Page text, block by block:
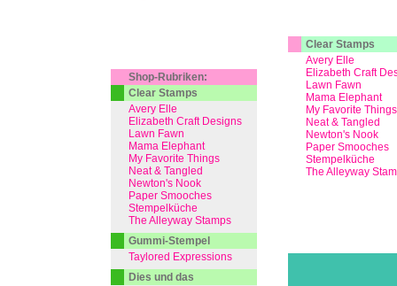
Clear Stamps
Avery Elle
Elizabeth Craft
Lawn Fawn
Mama Elephant
My Favorite Things
Neat & Tangled
Newton's Nook
Paper Smooches
Stempelküche
The Alleyway
Shop-Rubriken:
Clear Stamps
Avery Elle
Elizabeth Craft Designs
Lawn Fawn
Mama Elephant
My Favorite Things
Neat & Tangled
Newton's Nook
Paper Smooches
Stempelküche
The Alleyway Stamps
Gummi-Stempel
Taylored Expressions
Dies und das